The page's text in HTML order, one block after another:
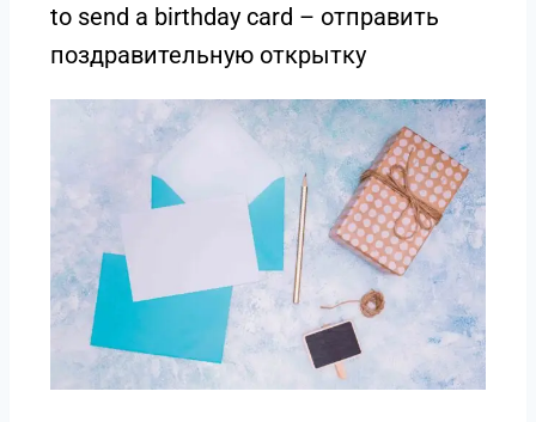
to send a birthday card – отправить
поздравительную открытку